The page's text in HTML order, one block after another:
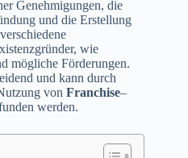
Genehmigungen, die
und die Erstellung
wie
mögliche Förderungen.
und kann durch
von Franchise–
werden.